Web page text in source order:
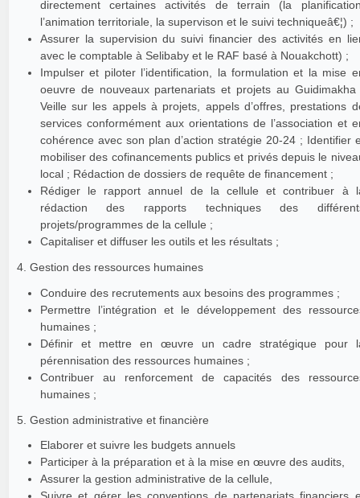
directement certaines activités de terrain (la
l’animation territoriale, la supervison et le suivi techniqueâ€¦) ;
Assurer la supervision du suivi financier des activités en
avec le comptable à Selibaby et le RAF basé à Nouakchott) ;
Impulser et piloter l’identification, la formulation et la mise
oeuvre de nouveaux partenariats et projets au Guidimakha
Veille sur les appels à projets, appels d’offres, prestations
services conformément aux orientations de l’association et
cohérence avec son plan d’action stratégie 20-24 ; Identifier
mobiliser des cofinancements publics et privés depuis le
local ; Rédaction de dossiers de requête de financement ;
Rédiger le rapport annuel de la cellule et contribuer à
rédaction des rapports techniques des
projets/programmes de la cellule ;
Capitaliser et diffuser les outils et les résultats ;
4. Gestion des ressources humaines
Conduire des recrutements aux besoins des programmes ;
Permettre l’intégration et le développement des
humaines ;
Définir et mettre en œuvre un cadre stratégique pour
pérennisation des ressources humaines ;
Contribuer au renforcement de capacités des
humaines ;
5. Gestion administrative et financière
Elaborer et suivre les budgets annuels
Participer à la préparation et à la mise en œuvre des audits,
Assurer la gestion administrative de la cellule,